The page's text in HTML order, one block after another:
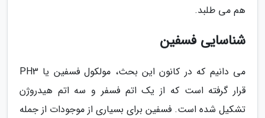
هم می طلبد.
شناسایی فسفین
می دانیم که در کانون این بحث، مولکول فسفین یا PH3
قرار گرفته است که از یک اتم فسفر و سه اتم هیدروژن
تشکیل شده است. فسفین برای بسیاری از موجودات از جمله